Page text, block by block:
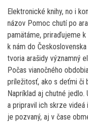
Elektronické knihy, no i
názov Pomoc chutí po
pamätáme, priraďujeme k
k nám do
tvoria arašidy významný
Počas vianočného
príležitosť, ako s deťmi či
Napríklad aj chutné
a pripravil ich skrze videá
je pozvaný, aj v čase